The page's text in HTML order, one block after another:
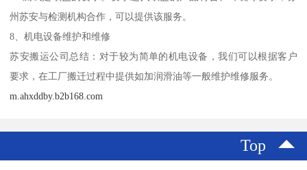
州苏安与检测机构合作，可以提供该服务。
8、机电设备维护和维修
苏安搬运公司总结：对于较为简单的机电设备，我们可以根据客户
要求，在工厂搬迁过程中提供如加润滑油等一般维护维修服务。
m.ahxddby.b2b168.com
Top